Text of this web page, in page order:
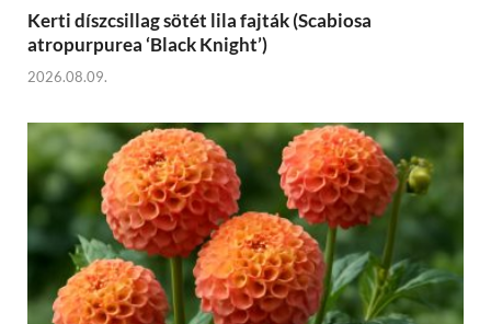
Kerti díszcsillag sötét lila fajták (Scabiosa
atropurpurea ‘Black Knight’)
2026.08.09.